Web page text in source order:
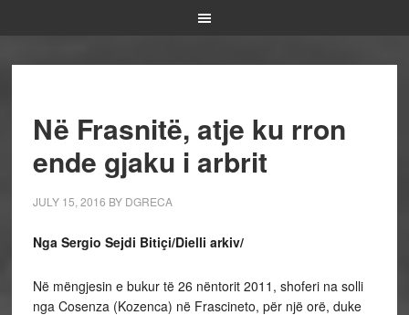
Në Frasnitë, atje ku rron
ende gjaku i arbrit
JULY 15, 2016 BY DGRECA
Nga Sergio Sejdi Bitiçi/Dielli arkiv/
Në mëngjesin e bukur të 26 nëntorit 2011, shoferi na solli
nga Cosenza (Kozenca) në Frascineto, për një orë, duke